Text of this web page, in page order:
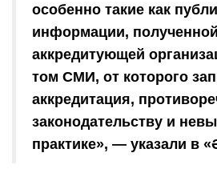
особенно такие как
информации,
аккредитующей
том СМИ, от которого
аккредитация,
законодательству и
практике», — указали в